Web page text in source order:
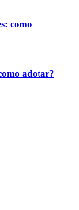
como
adotar?